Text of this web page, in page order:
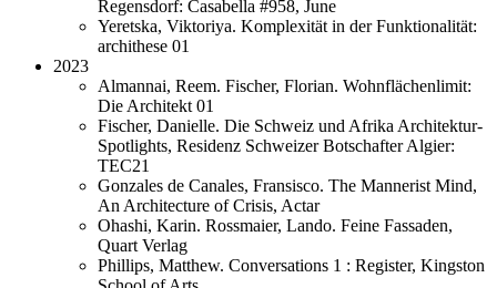
Regensdorf: Casabella #958, June
Yeretska, Viktoriya. Komplexität in der Funktionalität:
archithese 01
2023
Almannai, Reem. Fischer, Florian. Wohnflächenlimit:
Die Architekt 01
Fischer, Danielle. Die Schweiz und Afrika Architektur-
Spotlights, Residenz Schweizer Botschafter Algier:
TEC21
Gonzales de Canales, Fransisco. The Mannerist Mind,
An Architecture of Crisis, Actar
Ohashi, Karin. Rossmaier, Lando. Feine Fassaden,
Quart Verlag
Phillips, Matthew. Conversations 1 : Register, Kingston